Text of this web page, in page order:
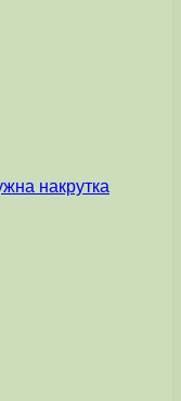
накрутка